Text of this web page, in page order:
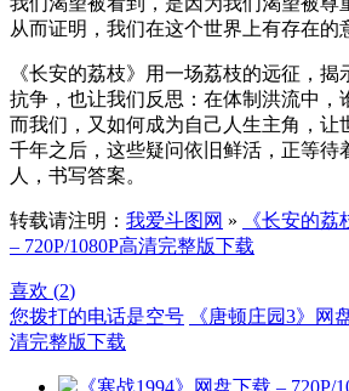
从而证明，我们在这个世界上有存在的
《长安的荔枝》用一场荔枝的远征，
抗争，也让我们反思：在体制洪流中，
而我们，又如何成为自己人生主角，让
千年之后，这些疑问依旧鲜活，正等待
人，书写答案。
转载请注明： 我爱斗图网 »
《长安的
– 720P/1080P高清完整版下载
喜欢 (2)
您拨打的电话是空号
《唐顿庄园3》网
清完整版下载